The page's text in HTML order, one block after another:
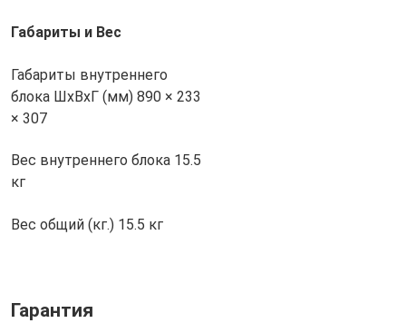
Габариты и Вес
Габариты внутреннего
блока ШхВхГ (мм) 890 × 233
× 307
Вес внутреннего блока 15.5
кг
Вес общий (кг.) 15.5 кг
Гарантия